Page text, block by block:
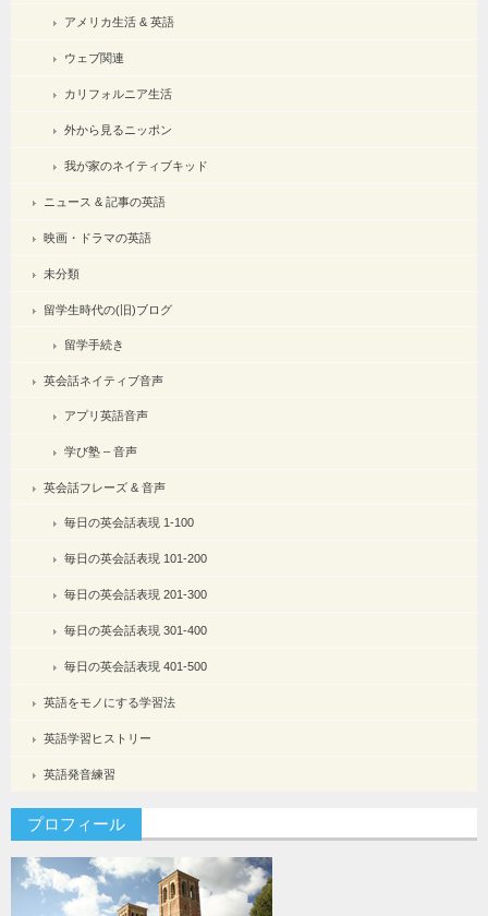
アメリカ生活 & 英語
ウェブ関連
カリフォルニア生活
外から見るニッポン
我が家のネイティブキッド
ニュース & 記事の英語
映画・ドラマの英語
未分類
留学生時代の(旧)ブログ
留学手続き
英会話ネイティブ音声
アプリ英語音声
学び塾 – 音声
英会話フレーズ & 音声
毎日の英会話表現 1-100
毎日の英会話表現 101-200
毎日の英会話表現 201-300
毎日の英会話表現 301-400
毎日の英会話表現 401-500
英語をモノにする学習法
英語学習ヒストリー
英語発音練習
プロフィール